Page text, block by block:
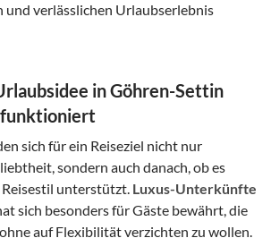
und verlässlichen Urlaubserlebnis
in Göhren-Settin
funktioniert
sich für ein Reiseziel nicht nur
sondern auch danach, ob es
unterstützt. Luxus-Unterkünfte
sich besonders für Gäste bewährt, die
auf Flexibilität verzichten zu wollen.